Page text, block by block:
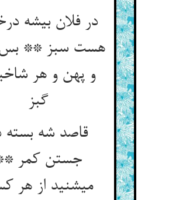
در فلان بیشه
هست سبز ** بس
و پهن و هر
گبز
قاصد شه بسته
جستن کمر
می‏شنید از هر